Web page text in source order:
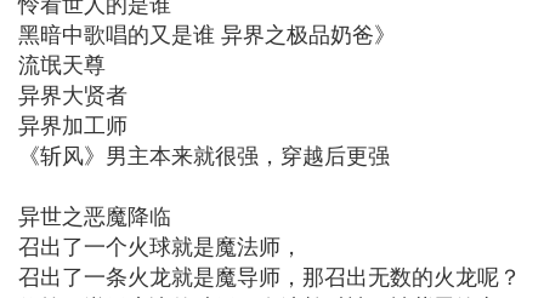
黑暗中歌唱的又是谁 异界之极品奶爸》
流氓天尊
异界大贤者
异界加工师
《斩风》男主本来就很强，穿越后更强
异世之恶魔降临
召出了一个火球就是魔法师，
召出了一条火龙就是魔导师，那召出无数的火龙呢？